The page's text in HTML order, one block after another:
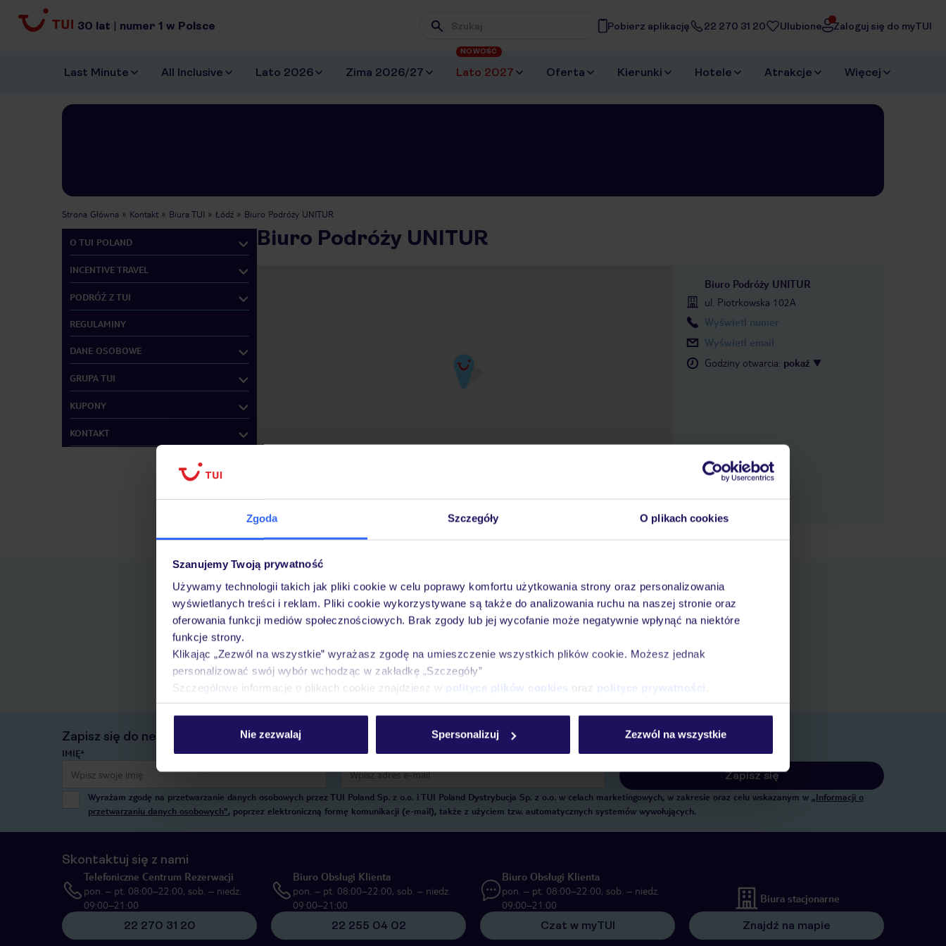
Zgoda Szczegóły O plikach cookies
Szanujemy Twoją prywatność
Używamy technologii takich jak pliki cookie w celu poprawy komfortu użytkowania strony oraz personalizowania
wyświetlanych treści i reklam. Pliki cookie wykorzystywane są także do analizowania ruchu na naszej stronie oraz
oferowania funkcji mediów społecznościowych. Brak zgody lub jej wycofanie może negatywnie wpłynąć na niektóre
funkcje strony.
Klikając „Zezwól na wszystkie” wyrażasz zgodę na umieszczenie wszystkich plików cookie. Możesz jednak
personalizować swój wybór wchodząc w zakładkę „Szczegóły”
Szczegółowe informacje o plikach cookie znajdziesz w polityce plików cookies oraz polityce prywatności
Nie zezwalaj Spersonalizuj Zezwól na wszystkie
30 lat | numer 1 w Polsce Wpisz frazę, której szukasz
Pobierz aplikację 22 270 31 20 Ulubione Zaloguj się do myTUI
Last Minute All Inclusive Lato 2026 Zima 2026/27 Lato 2027
NOWOŚĆ
Oferta Kierunki Hotele Atrakcje Więcej
Strona Główna Kontakt Biura TUI Łódź Biuro Podróży UNITUR
O TUI POLAND
INCENTIVE TRAVEL
PODRÓŻ Z TUI
REGULAMINY
DANE OSOBOWE
GRUPA TUI
KUPONY
KONTAKT
Biuro Podróży UNITUR
Biuro Podróży UNITUR
ul. Piotrkowska 102A
Wyświetl numer
Wyświetl email
Godziny otwarcia: pokaż
Pobierz bezpłatną aplikację TUI
Szybkie wyszukiwanie i przeglądanie ofert
Lista ulubionych ofert i możliwość ich udostępniania
Historia wyszukiwań i ostatnio oglądanych ofert
Kontakt z TUI i wszystkie informacje o Twojej rezerwacji w myTUI
Zapisz się do newslettera
IMIĘ* E-MAIL*
Zapisz się
Wyrażam zgodę na przetwarzanie danych osobowych przez TUI Poland Sp. z o.o. i TUI Poland Dystrybucja Sp. z o.o. w celach marketingowych, w zakresie oraz celu wskazanym w „Informacji o
przetwarzaniu danych osobowych”, poprzez elektroniczną formę komunikacji (e-mail), także z użyciem tzw. automatycznych systemów wywołujących.
Skontaktuj się z nami
Telefoniczne Centrum Rezerwacji
pon. – pt. 08:00–22:00, sob. – niedz.
09:00–21:00
22 270 31 20
Biuro Obsługi Klienta
pon. – pt. 08:00–22:00, sob. – niedz.
09:00–21:00
22 255 04 02
Biuro Obsługi Klienta
pon. – pt. 08:00–22:00, sob. – niedz.
09:00–21:00
Czat w myTUI
Biura stacjonarne
Znajdź na mapie